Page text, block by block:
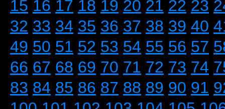
15 16 17 18 19 20 21 22 23
32 33 34 35 36 37 38 39 40
49 50 51 52 53 54 55 56 57
66 67 68 69 70 71 72 73 74
83 84 85 86 87 88 89 90 91